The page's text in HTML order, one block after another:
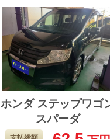
ホンダ ステップワゴ
スパーダ
Z COOL SPIRIT 8人